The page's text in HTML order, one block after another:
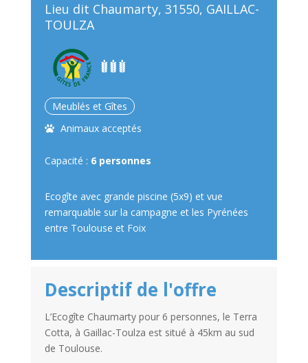
Lieu dit Chaumarty, 31550, GAILLAC-
TOULZA
Meublés et Gîtes
Animaux acceptés
Capacité : 6 personnes
Ecogîte avec grande piscine (5x9) et vue
remarquable sur la campagne et les Pyrénées
entre Toulouse et Foix
Descriptif de l'offre
L’Ecogîte Chaumarty pour 6 personnes, le Terra
Cotta, à Gaillac-Toulza est situé à 45km au sud
de Toulouse.